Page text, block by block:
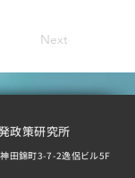
Next
政策研究所
田錦町3-7-2逸侶ビル5F